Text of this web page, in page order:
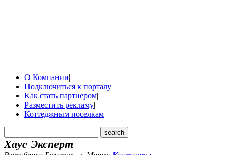
О Компании|
Подключиться к порталу|
Как стать партнером|
Разместить рекламу|
Коттеджным поселкам
Хаус Эксперт